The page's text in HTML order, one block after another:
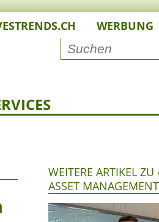
WERBUNG
WEITERE ARTIKEL ZU
ASSET